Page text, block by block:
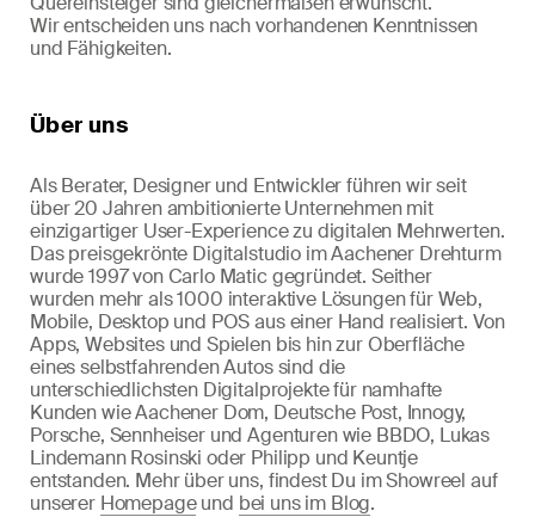
Wir entscheiden uns nach vorhandenen Kenntnissen
und Fähigkeiten.
Über uns
Als Berater, Designer und Entwickler führen wir seit
über 20 Jahren ambitionierte Unternehmen mit
einzigartiger User-Experience zu digitalen Mehrwerten.
Das preisgekrönte Digitalstudio im Aachener Drehturm
wurde 1997 von Carlo Matic gegründet. Seither
wurden mehr als 1000 interaktive Lösungen für Web,
Mobile, Desktop und POS aus einer Hand realisiert. Von
Apps, Websites und Spielen bis hin zur Oberfläche
eines selbstfahrenden Autos sind die
unterschiedlichsten Digitalprojekte für namhafte
Kunden wie Aachener Dom, Deutsche Post, Innogy,
Porsche, Sennheiser und Agenturen wie BBDO, Lukas
Lindemann Rosinski oder Philipp und Keuntje
entstanden. Mehr über uns, findest Du im Showreel auf
unserer Homepageund bei uns im Blog.